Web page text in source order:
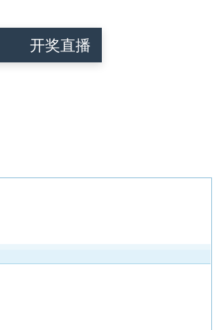
开奖直播